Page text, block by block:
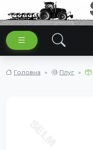
Головна Плуг